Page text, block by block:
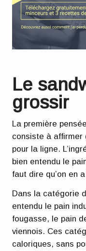
Le
grossir
La première
consiste à affirmer
pour la ligne.
bien entendu le
faut dire qu’on en
Dans la catégorie
entendu le pain
fougasse, le pain
viennois. Ces
caloriques, sans